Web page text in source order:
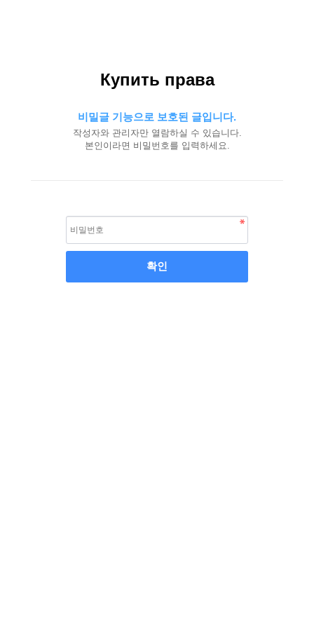
Купить права
비밀글 기능으로 보호된 글입니다.
작성자와 관리자만 열람하실 수 있습니다.
본인이라면 비밀번호를 입력하세요.